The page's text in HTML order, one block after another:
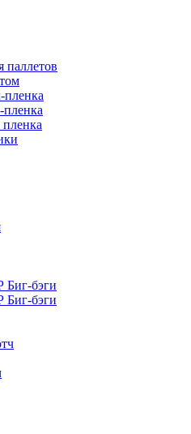
паллетов
пленка
пленка
Биг-бэги
Биг-бэги